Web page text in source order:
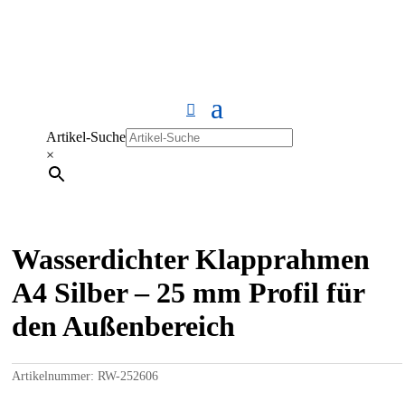
Artikel-Suche
×
Wasserdichter Klapprahmen
A4 Silber – 25 mm Profil für
den Außenbereich
Artikelnummer: RW-252606